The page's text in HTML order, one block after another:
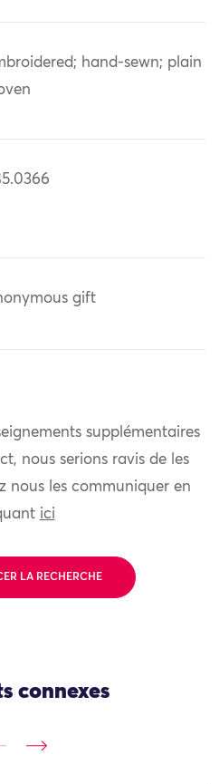
hand-sewn; plain
gift
supplémentaires
nous serions ravis de les
nous les communiquer en
ici
LA RECHERCHE
connexes